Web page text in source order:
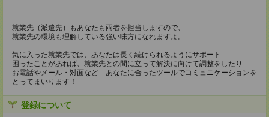
就業先（派遣先）もあなたも両者を担当しますので、
就業先の環境も理解している強い味方になれますよ。
気に入った就業先では、あなたは長く続けられるようにサポート
困ったことがあれば、就業先との間に立って解決に向けて調整をしたり
お電話やメール・対面など あなたに合ったツールでコミュニケーションを
とってまいります！
登録について